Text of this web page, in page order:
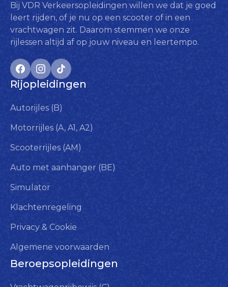
Bij VDR Verkeersopleidingen willen we dat je goed
leert rijden, of je nu op een scooter of in een
vrachtwagen zit. Daarom stemmen we onze
rijlessen altijd af op jouw niveau en leertempo.
Rijopleidingen
Autorijles (B)
Motorrijles (A, A1, A2)
Scooterrijles (AM)
Auto met aanhanger (BE)
Simulator
Klachtenregeling
Privacy & Cookie
Algemene voorwaarden
Beroepsopleidingen